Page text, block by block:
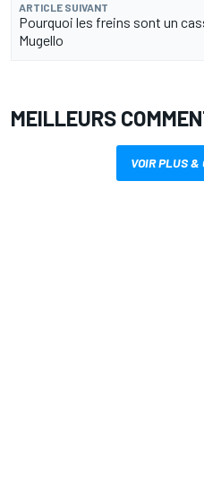
ARTICLE SUIVANT
Pourquoi les freins sont un
Mugello
MEILLEURS
VOIR PLUS &